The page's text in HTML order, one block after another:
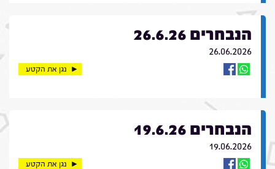
הנבחרים 26.6.26
26.06.2026
נגן את הקטע
הנבחרים 19.6.26
19.06.2026
נגן את הקטע